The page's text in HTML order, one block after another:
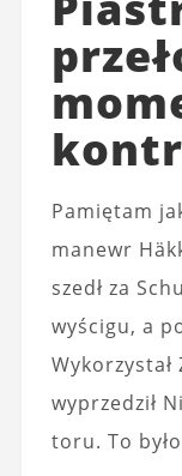
Pamiętam
manewr
szedł za
wyścigu, a
wyprzedził
toru. To